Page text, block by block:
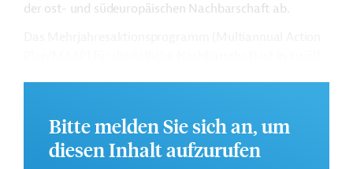
der ost- und südeuropäischen Nachbarschaft ab.
Annex 1: Fazilität der östlichen Partnerschaft für die
Zivilgesellschaft zur Förderung von
widerstandsfähigen und integrativen
Bitte melden Sie sich an, um
diesen Inhalt aufzurufen